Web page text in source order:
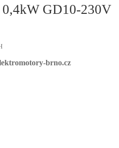
GD10-230V
brno.cz